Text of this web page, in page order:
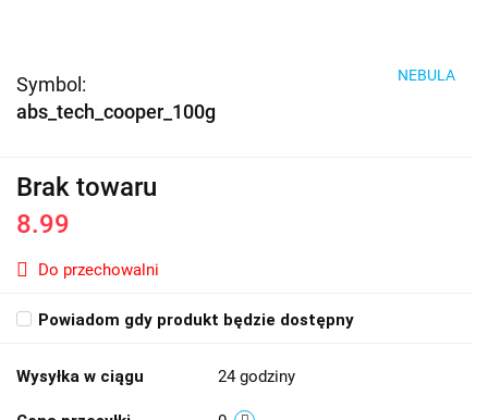
Symbol:
abs_tech_cooper_100g
NEBULA
Brak towaru
8.99
Do przechowalni
Powiadom gdy produkt będzie dostępny
Wysyłka w ciągu 24 godziny